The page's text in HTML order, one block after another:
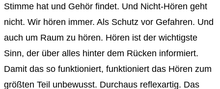
Stimme hat und Gehör findet. Und Nicht-Hören geht
nicht. Wir hören immer. Als Schutz vor Gefahren. Und
auch um Raum zu hören. Hören ist der wichtigste
Sinn, der über alles hinter dem Rücken informiert.
Damit das so funktioniert, funktioniert das Hören zum
größten Teil unbewusst. Durchaus reflexartig. Das